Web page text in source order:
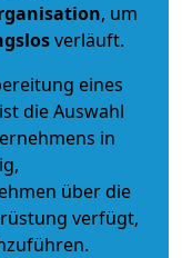
, um
verläuft.
eines
die Auswahl
in
über die
verfügt,